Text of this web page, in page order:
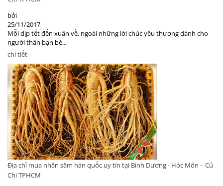
bởi
25/11/2017
Mỗi dịp tết đến xuân về, ngoài những lời chúc yêu thương dành cho
người thân bạn bè...
chi tiết
Địa chỉ mua nhân sâm hàn quốc uy tín tại Bình Dương - Hóc Môn – Củ
Chi TPHCM